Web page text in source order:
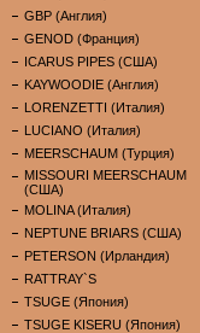
GBP (Англия)
GENOD (Франция)
ICARUS PIPES (США)
KAYWOODIE (Англия)
LORENZETTI (Италия)
LUCIANO (Италия)
MEERSCHAUM (Турция)
MISSOURI MEERSCHAUM
(США)
MOLINA (Италия)
NEPTUNE BRIARS (США)
PETERSON (Ирландия)
RATTRAY`S
TSUGE (Япония)
TSUGE KISERU (Япония)